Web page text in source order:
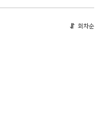
회차순